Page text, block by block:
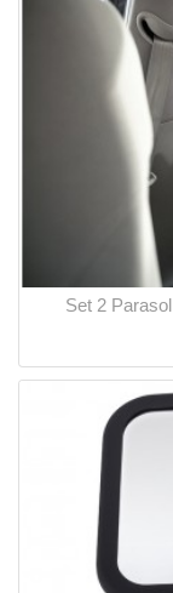
Set 2